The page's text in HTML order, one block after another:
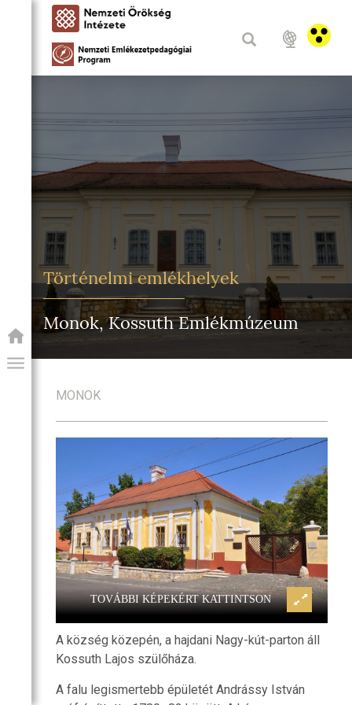
PROGRAM
Történelmi emlékhelyek
Monok, Kossuth Emlékmúzeum
MONOK
TOVÁBBI KÉPEKÉRT KATTINTSON
A község közepén, a hajdani Nagy-kút-parton áll
Kossuth Lajos szülőháza.
A falu legismertebb épületét Andrássy István